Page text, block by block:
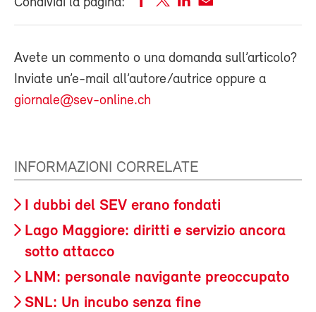
Avete un commento o una domanda sull’articolo?
Inviate un’e-mail all’autore/autrice oppure a
giornale@sev-online.ch
INFORMAZIONI CORRELATE
I dubbi del SEV erano fondati
Lago Maggiore: diritti e servizio ancora
sotto attacco
LNM: personale navigante preoccupato
SNL: Un incubo senza fine